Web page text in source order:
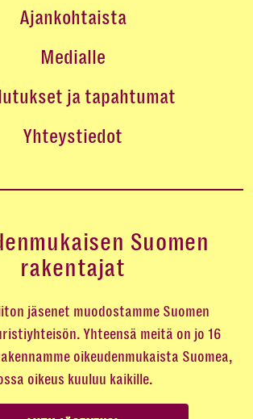
Ajankohtaista
Medialle
ja tapahtumat
Yhteystiedot
Suomen
rakentajat
jäsenet muodostamme Suomen
Yhteensä meitä on jo 16
oikeudenmukaista Suomea,
oikeus kuuluu kaikille.